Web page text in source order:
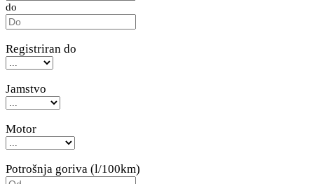
do
Registriran do
Jamstvo
Motor
Potrošnja goriva (l/100km)